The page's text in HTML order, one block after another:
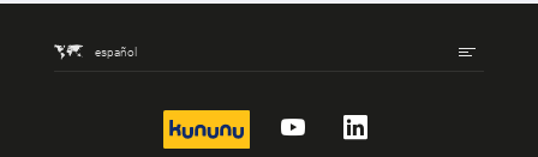
español
kununu YouTubeLinkedIn